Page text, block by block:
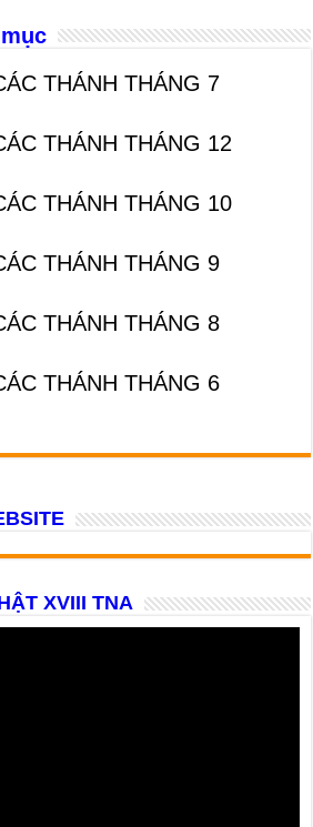
THÁNH THÁNG 7
THÁNH THÁNG 12
THÁNH THÁNG 10
THÁNH THÁNG 9
THÁNH THÁNG 8
THÁNH THÁNG 6
XVIII TNA